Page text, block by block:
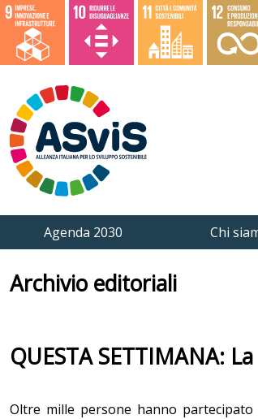
Agenda 2030 Chi
Archivio editoriali
QUESTA SETTIMANA:
Oltre mille persone hanno